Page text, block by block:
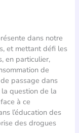
dans notre
et mettant défi les
en particulier,
de
passage dans
question de la
à ce
l’éducation des
des drogues